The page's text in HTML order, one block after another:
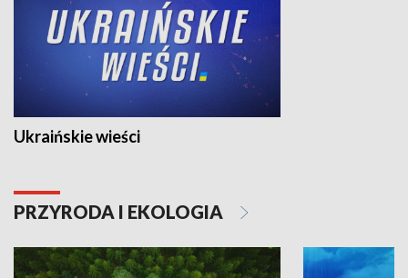
Ukraińskie wieści
PRZYRODA I EKOLOGIA